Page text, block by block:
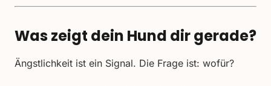
Was zeigt dein Hund dir gerade?
Ängstlichkeit ist ein Signal. Die Frage ist: wofür?